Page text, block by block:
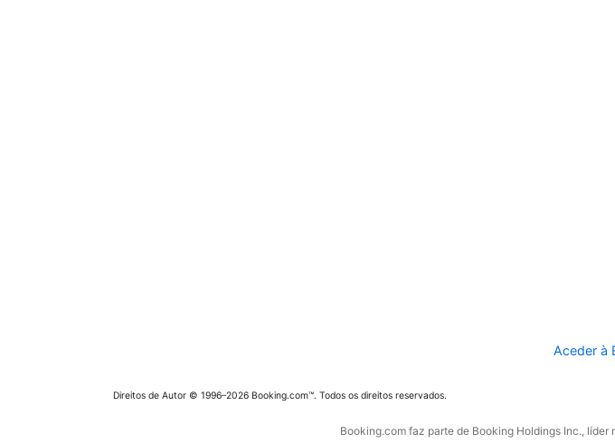
Aceder à
Direitos de Autor © 1996–2026 Booking.com™. Todos os direitos reservados.
Booking.com faz parte de Booking Holdings Inc.,